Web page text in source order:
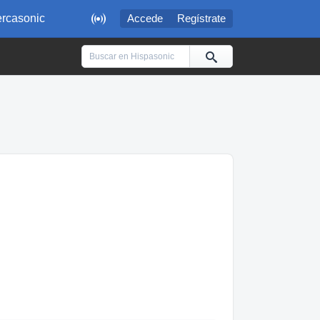
 Accede Regístrate